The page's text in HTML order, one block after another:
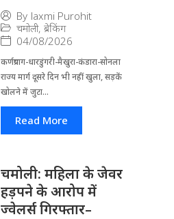
By laxmi Purohit
चमोली, ब्रेकिंग
04/08/2026
कर्णप्रयाग-धारडुंगरी-मैखुरा-कंडारा-सोनला
राज्य मार्ग दूसरे दिन भी नहीं खुला, सड़कें
खोलने में जुटा...
Read More
चमोली: महिला के जेवर
हड़पने के आरोप में
ज्वेलर्स गिरफ्तार–